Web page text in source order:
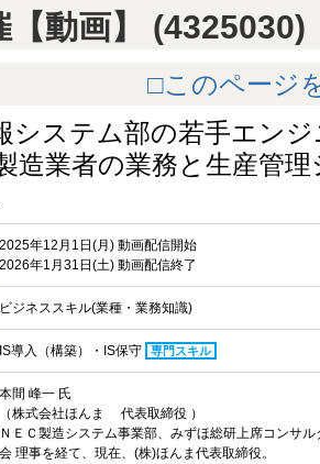
【動画】 (4325030)
□このページ
システム部の若手エン
造業者の業務と生産管
2025年12月1日(月) 動画配信開始
2026年1月31日(土) 動画配信終了
ビジネススキル(業種・業務知識)
IS導入（構築）・IS保守 専門スキル
本間 峰一 氏
（株式会社ほんま 代表取締役 ）
ＮＥＣ製造システム事業部、みずほ総研上席コンサ
会 理事を経て、現在、(株)ほんま代表取締役。